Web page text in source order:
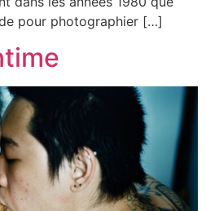
pour photographier […]